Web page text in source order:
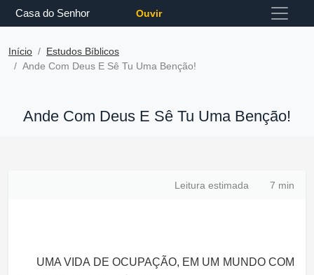
Casa do Senhor Ouvir
Início
Estudos Bíblicos
Ande Com Deus E Sê Tu Uma Benção!
Ande Com Deus E Sê Tu Uma Benção!
Leitura estimada 7 min
UMA VIDA DE OCUPAÇÃO, EM UM MUNDO COM